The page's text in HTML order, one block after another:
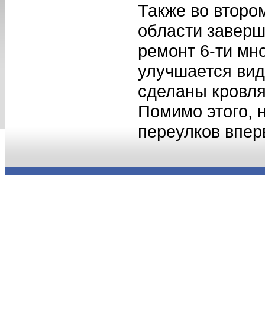
Также во
области
ремонт 6-ти
улучшается
сделаны
Помимо этого,
переулков